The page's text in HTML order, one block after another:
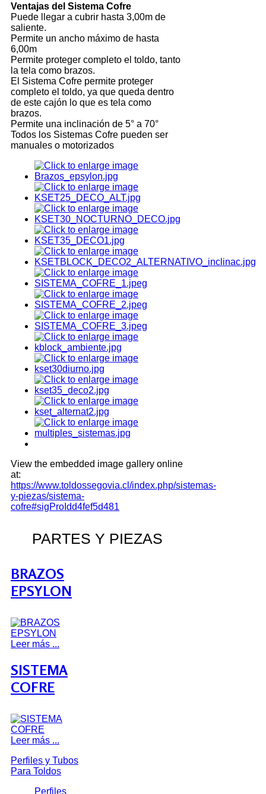
Ventajas del Sistema Cofre
Puede llegar a cubrir hasta 3,00m de
saliente.
Permite un ancho máximo de hasta
6,00m
Permite proteger completo el toldo, tanto
la tela como brazos.
El Sistema Cofre permite proteger
completo el toldo, ya que queda dentro
de este cajón lo que es tela como
brazos.
Permite una inclinación de 5° a 70°
Todos los Sistemas Cofre pueden ser
manuales o motorizados
View the embedded image gallery online
at:
https://www.toldossegovia.cl/index.php/sistemas-
y-piezas/sistema-
cofre#sigProIdd4fef5d481
PARTES Y PIEZAS
BRAZOS
EPSYLON
Leer más ...
SISTEMA
COFRE
Leer más ...
Perfiles y Tubos
Para Toldos
Perfiles